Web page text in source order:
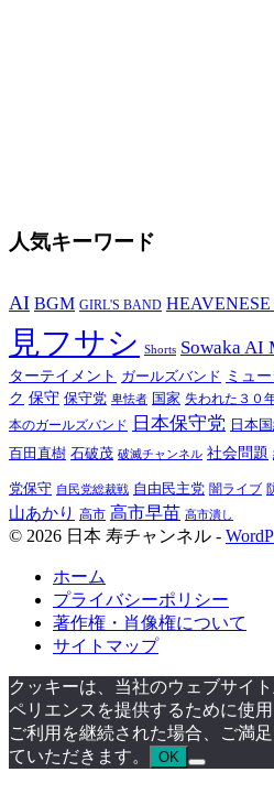
人気キーワード
AI BGM GIRL'S BAND HEAVENESE
見フサシ Shorts Sowaka AI
ターテイメント ガールズバンド ミュ
ク 保守 保守党 卑怯者 国家 失われた３０
本のガールズバンド
日本保守党 日本
百田直樹 石破茂 破滅チャンネル 社会問題
党保守 自民党総裁戦 自由民主党 闇ライブ
山あかり 高市 高市早苗 高市潰し
© 2026 日本 寿チャンネル -
ホーム
プライバシーポリシー
著作権・肖像権について
サイトマップ
クッキーは、当社のウェブサイ
ペリエンスを提供するために使
ご利用を継続された場合、ご満
ていただきます。
OK